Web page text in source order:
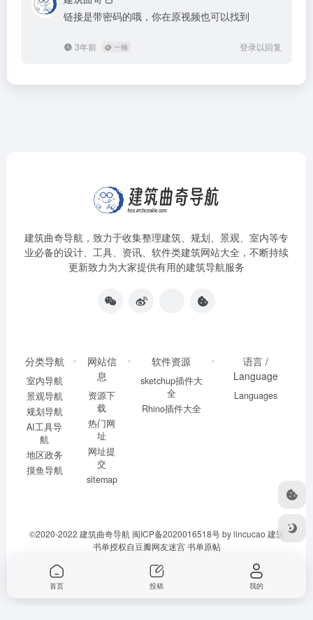
链接是带密码的哦，你在原视频也可以找到
3年前 @ 一楠 登录以回复
建筑曲奇导航 ，致力于收集整理建筑、规划、景观、室内等专
业必备的设计、工具、资讯、软件类建筑网站大全，不断持续
更新致力为大家提供有用的建筑导航服务
分类导航
室内导航
景观导航
规划导航
AI工具导
航
地区政务
摸鱼导航
网站信
息
资源下
载
热门网
址
网址提
交
sitemap
软件资源
sketchup插件大
全
Rhino插件大全
语言 /
Language
Languages
©2020-2022 建筑曲奇导航 闽ICP备2020016518号by lincucao 建筑
书单授权自豆瓣网友迷宫书单原帖
首页 投稿 我的